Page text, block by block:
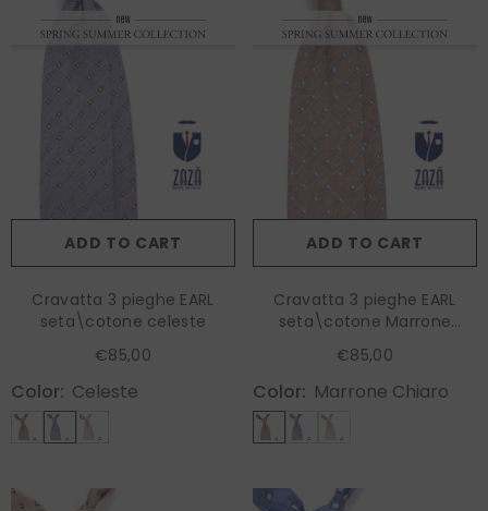
ADD TO CART
Cravatta 3 pieghe EARL
seta\cotone celeste
€85,00
Color: Celeste
ADD TO CART
Cravatta 3 pieghe EARL
seta\cotone Marrone
chiaro
€85,00
Color: Marrone Chiaro